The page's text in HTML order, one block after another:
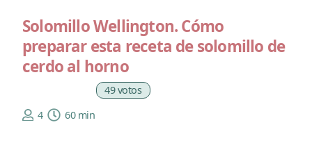
Solomillo Wellington. Cómo
preparar esta receta de solomillo de
cerdo al horno
49 votos
4
60 min